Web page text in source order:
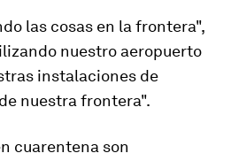
las cosas en la frontera",
nuestro aeropuerto
instalaciones de
nuestra frontera".
cuarentena son